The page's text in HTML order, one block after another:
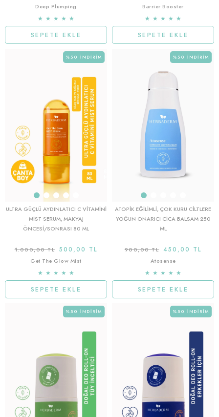
Deep Plumping
★ ★ ★ ★ ★
SEPETE EKLE
Barrier Booster
★ ★ ★ ★ ★
SEPETE EKLE
ULTRA GÜÇLÜ AYDINLATICI C VITAMINI
MIST SERUM, MAKYAJ
ÖNCESI/SONRASI 80 ML
500,00 TL
1.000,00 TL
Get The Glow Mist
★ ★ ★ ★ ★
SEPETE EKLE
%50 İNDIRIM
ATOPIK EĞILIMLI, ÇOK KURU CILTLERE
YOĞUN ONARICI CICA BALSAM 250
ML
450,00 TL
900,00 TL
Atosense
★ ★ ★ ★ ★
SEPETE EKLE
%50 İNDIRIM
%50 İNDIRIM %50 İNDIRIM